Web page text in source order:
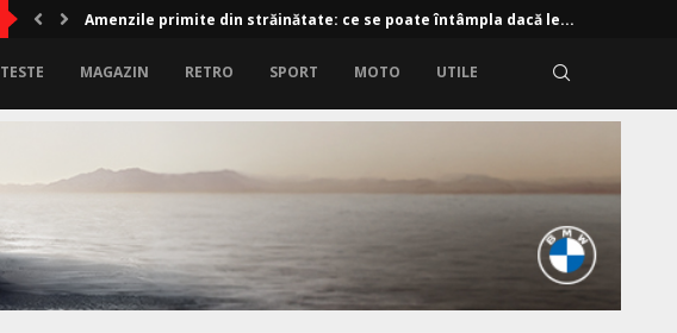
Amenzile primite din străinătate: ce se poate întâmpla dacă le...
TESTE MAGAZIN RETRO SPORT MOTO UTILE